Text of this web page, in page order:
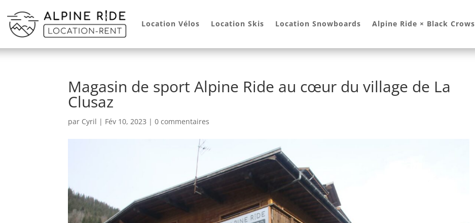
Location Vélos Location Skis Location Snowboards Alpine Ride × Black Crows
Magasin de sport Alpine Ride au cœur du village de La
Clusaz
par Cyril | Fév 10, 2023 |0 commentaires